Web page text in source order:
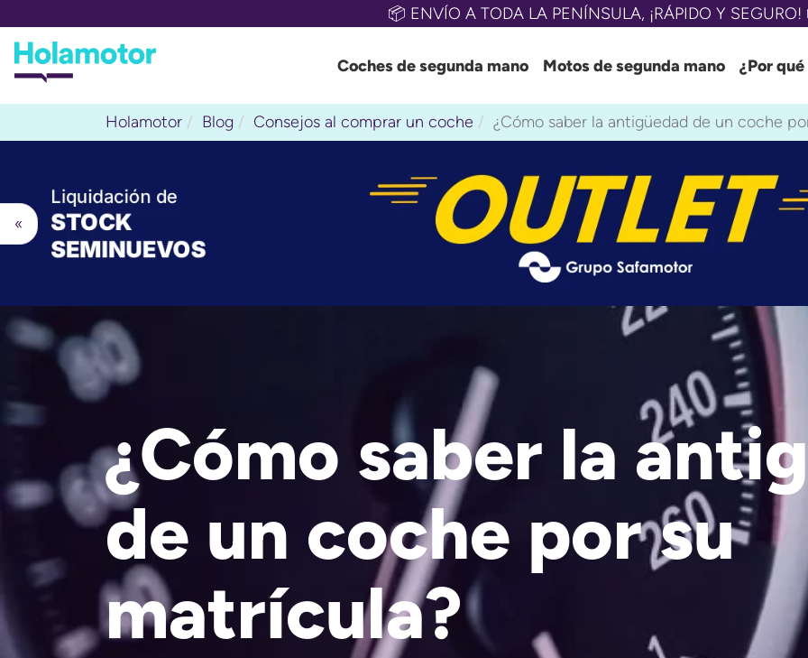
📦 ENVÍO A TODA LA PENÍNSULA, ¡RÁPIDO Y SEGURO!
Coches de segunda mano Motos de segunda mano ¿Por
Holamotor Blog Consejos al comprar un coche ¿Cómo saber la antigüedad de un coche
«
¿Cómo saber la
de un coche por su
matrícula?